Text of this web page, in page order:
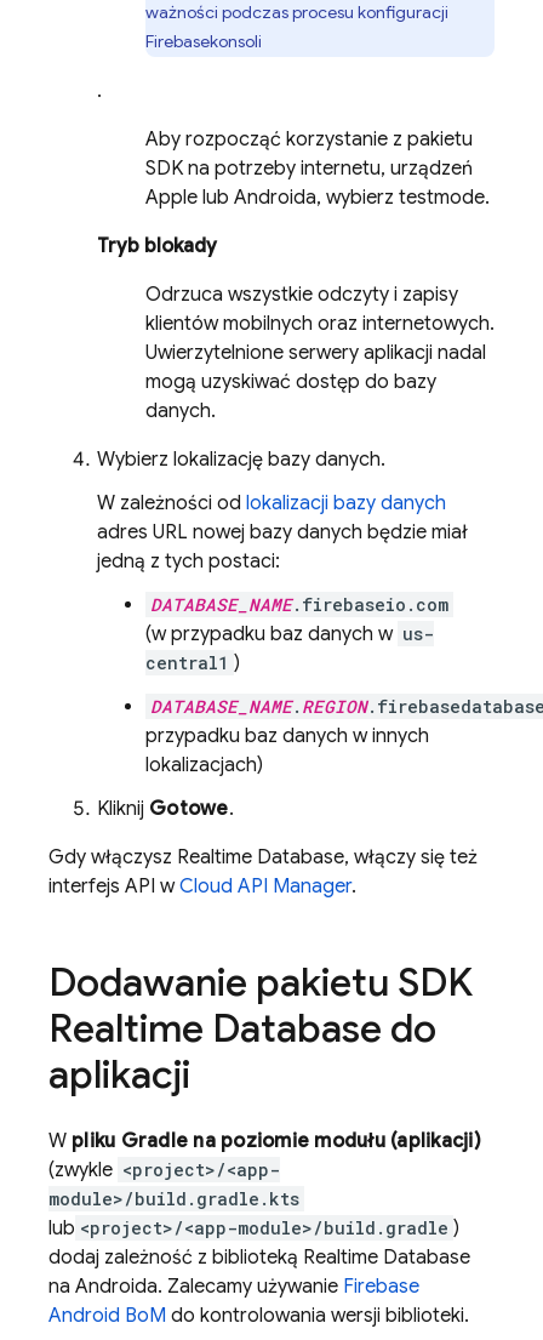
ważności podczas procesu konfiguracji
Firebasekonsoli
.
Aby rozpocząć korzystanie z pakietu
SDK na potrzeby internetu, urządzeń
Apple lub Androida, wybierz testmode.
Tryb blokady
Odrzuca wszystkie odczyty i zapisy
klientów mobilnych oraz internetowych.
Uwierzytelnione serwery aplikacji nadal
mogą uzyskiwać dostęp do bazy
danych.
Wybierz lokalizację bazy danych.
W zależności od lokalizacji bazy danych
adres URL nowej bazy danych będzie miał
jedną z tych postaci:
DATABASE_NAME.firebaseio.com
(w przypadku baz danych w us-
central1 )
DATABASE_NAME. REGION
przypadku baz danych w innych
lokalizacjach)
Kliknij Gotowe.
Gdy włączysz Realtime Database, włączy się też
interfejs API wCloud API Manager.
Dodawanie pakietu SDK
Realtime Database do
aplikacji
W pliku Gradle na poziomie modułu (aplikacji)
(zwykle <project>/<app-
module>/build.gradle.kts
lub <project>/<app-module>/build.gradle )
dodaj zależność z biblioteką Realtime Database
na Androida. Zalecamy używanie Firebase
Android BoM do kontrolowania wersji biblioteki.